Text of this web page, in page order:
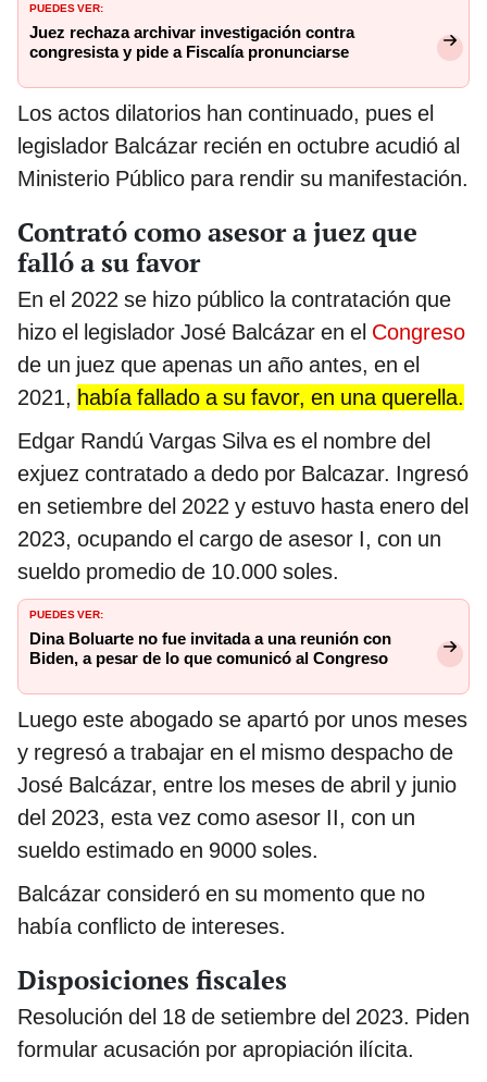
PUEDES VER:
Juez rechaza archivar investigación contra
congresista y pide a Fiscalía pronunciarse
Los actos dilatorios han continuado, pues el
legislador Balcázar recién en octubre acudió al
Ministerio Público para rendir su manifestación.
Contrató como asesor a juez que
falló a su favor
En el 2022 se hizo público la contratación que
hizo el legislador José Balcázar en el Congreso
de un juez que apenas un año antes, en el
2021, había fallado a su favor, en una querella.
Edgar Randú Vargas Silva es el nombre del
exjuez contratado a dedo por Balcazar. Ingresó
en setiembre del 2022 y estuvo hasta enero del
2023, ocupando el cargo de asesor I, con un
sueldo promedio de 10.000 soles.
PUEDES VER:
Dina Boluarte no fue invitada a una reunión con
Biden, a pesar de lo que comunicó al Congreso
Luego este abogado se apartó por unos meses
y regresó a trabajar en el mismo despacho de
José Balcázar, entre los meses de abril y junio
del 2023, esta vez como asesor II, con un
sueldo estimado en 9000 soles.
Balcázar consideró en su momento que no
había conflicto de intereses.
Disposiciones fiscales
Resolución del 18 de setiembre del 2023. Piden
formular acusación por apropiación ilícita.